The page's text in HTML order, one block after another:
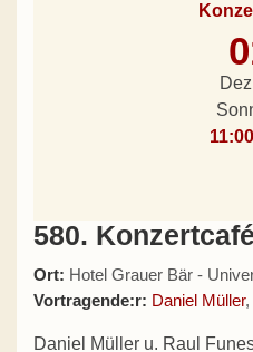
580. Konzertcafé
Ort: Hotel Grauer Bär -
Vortragende:r: Daniel Müller,
Daniel Müller u. Raul